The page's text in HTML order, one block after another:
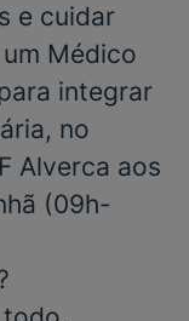
e cuidar
Médico
integrar
, no
Alverca aos
(09h-